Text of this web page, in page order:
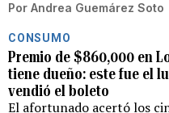
Por Andrea Guemárez Soto
CONSUMO
Premio de $860,000 en
tiene dueño: este fue el
vendió el boleto
El afortunado acertó los